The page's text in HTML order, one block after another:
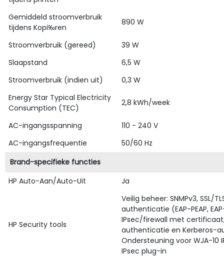
Gemiddeld stroomverbruik
tijdens Kopi‰ren
890 W
Stroomverbruik (gereed)
39 W
Slaapstand
6,5 W
Stroomverbruik (indien uit)
0,3 W
Energy Star Typical Electricity
Consumption (TEC)
2,8 kWh/week
AC-ingangsspanning
110 - 240 V
AC-ingangsfrequentie
50/60 Hz
Brand-specifieke functies
HP Auto-Aan/Auto-Uit
Ja
HP Security tools
Veilig beheer: SNMPv3, SSL/
authenticatie (EAP-PEAP,
IPsec/firewall met
authenticatie en Kerberos-
Ondersteuning voor WJA-
IPsec plug-in